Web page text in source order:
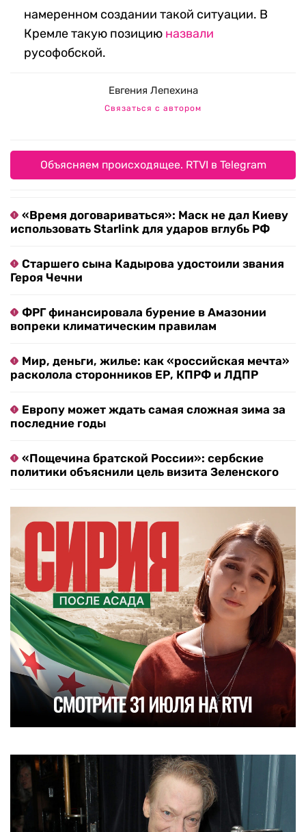
намеренном создании такой ситуации. В
Кремле такую позицию назвали
русофобской.
Евгения Лепехина
Связаться с автором
Объясняем происходящее. RTVI в Telegram
«Время договариваться»: Маск не дал Киеву
использовать Starlink для ударов вглубь РФ
Старшего сына Кадырова удостоили звания
Героя Чечни
ФРГ финансировала бурение в Амазонии
вопреки климатическим правилам
Мир, деньги, жилье: как «российская мечта»
расколола сторонников ЕР, КПРФ и ЛДПР
Европу может ждать самая сложная зима за
последние годы
«Пощечина братской России»: сербские
политики объяснили цель визита Зеленского